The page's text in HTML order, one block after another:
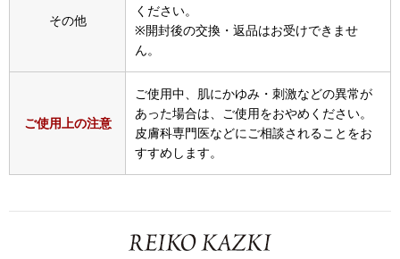
すべて見る
ウオッチ／ア
ウオッチ
ネックレス
その他
ください。
※開封後の交換・返品はお受けできませ
ん。
ご使用上の注意
ご使用中、肌にかゆみ・刺激などの異常が
あった場合は、ご使用をおやめください。
皮膚科専門医などにご相談されることをお
すすめします。